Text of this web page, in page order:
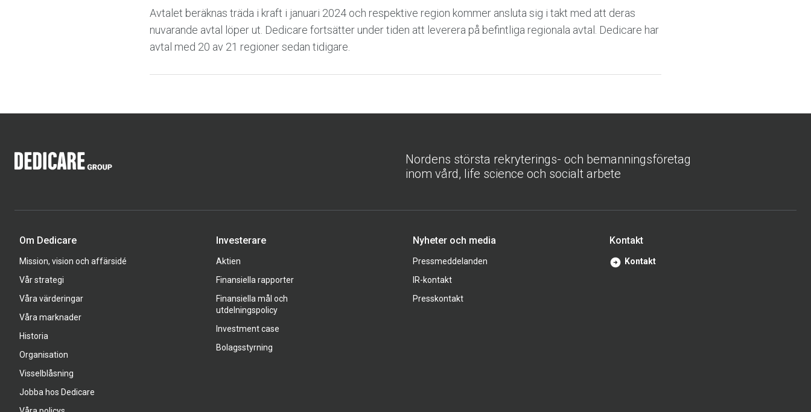
Avtalet beräknas träda i kraft i januari 2024 och respektive region kommer ansluta sig i takt med att deras
nuvarande avtal löper ut. Dedicare fortsätter under tiden att leverera på befintliga regionala avtal. Dedicare har
avtal med 20 av 21 regioner sedan tidigare.
Nordens största rekryterings- och bemanningsföretag
inom vård, life science och socialt arbete
Om Dedicare
Mission, vision och affärsidé
Vår strategi
Våra värderingar
Våra marknader
Historia
Organisation
Visselblåsning
Jobba hos Dedicare
Investerare
Aktien
Finansiella rapporter
Finansiella mål och
utdelningspolicy
Investment case
Bolagsstyrning
Nyheter och media
Pressmeddelanden
IR-kontakt
Presskontakt
Kontakt
Kontakt